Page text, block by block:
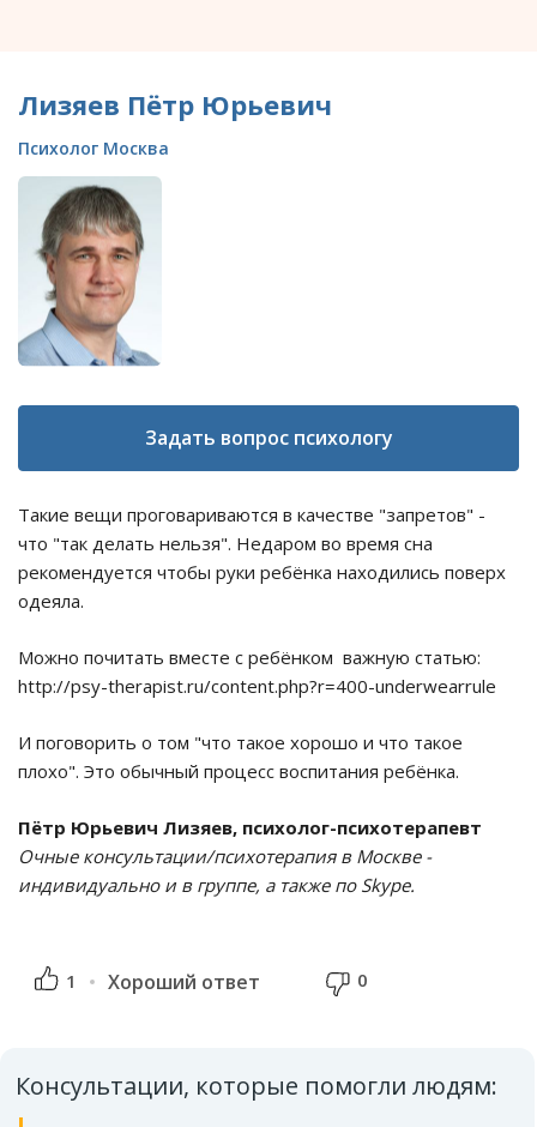
Лизяев Пётр Юрьевич
Психолог Москва
Задать вопрос психологу
Такие вещи проговариваются в качестве "запретов" -
что "так делать нельзя". Недаром во время сна
рекомендуется чтобы руки ребёнка находились поверх
одеяла.
Можно почитать вместе с ребёнком важную статью:
http://psy-therapist.ru/content.php?r=400-underwearrule
И поговорить о том "что такое хорошо и что такое
плохо". Это обычный процесс воспитания ребёнка.
Пётр Юрьевич Лизяев, психолог-психотерапевт
Очные консультации/психотерапия в Москве -
индивидуально и в группе, а также по Skype.
1 Хороший ответ 0
Консультации, которые помогли людям: